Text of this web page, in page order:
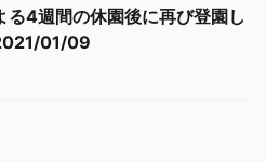
る4週間の休園後に再び登園し
01/09